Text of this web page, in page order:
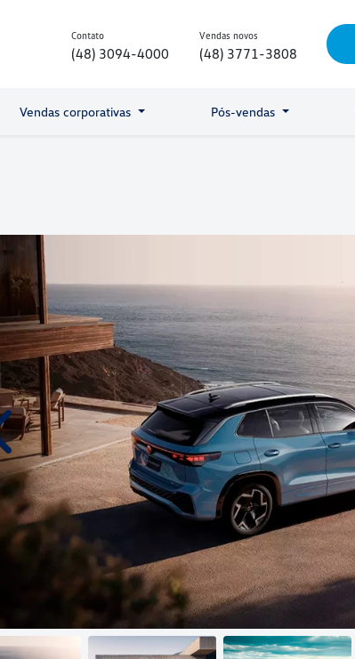
Contato
(48) 3094-4000
Vendas novos
(48) 3771-3808
Vendas corporativas Pós-vendas
Anterior